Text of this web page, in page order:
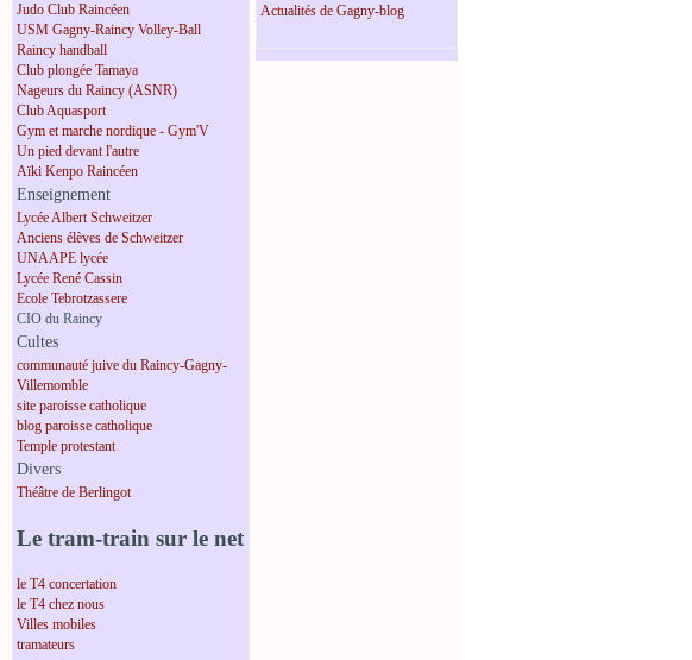
Judo Club Raincéen
USM Gagny-Raincy Volley-Ball
Raincy handball
Club plongée Tamaya
Nageurs du Raincy (ASNR)
Club Aquasport
Gym et marche nordique - Gym'V
Un pied devant l'autre
Aïki Kenpo Raincéen
Enseignement
Lycée Albert Schweitzer
Anciens élèves de Schweitzer
UNAAPE lycée
Lycée René Cassin
Ecole Tebrotzassere
CIO du Raincy
Cultes
communauté juive du Raincy-Gagny-
Villemomble
site paroisse catholique
blog paroisse catholique
Temple protestant
Divers
Théâtre de Berlingot
Le tram-train sur le net
le T4 concertation
le T4 chez nous
Villes mobiles
tramateurs
Actualités de Gagny-blog